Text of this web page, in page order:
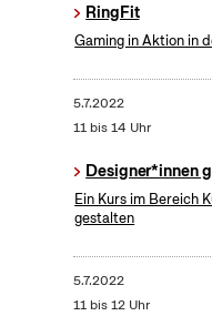
RingFit
Gaming in Aktion in
5.7.2022
11 bis 14 Uhr
Designer*innen
Ein Kurs im Bereich
gestalten
5.7.2022
11 bis 12 Uhr